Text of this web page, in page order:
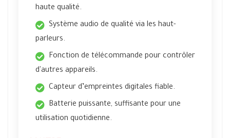
haute qualité.
Système audio de qualité via les haut-
parleurs.
Fonction de télécommande pour contrôler
d'autres appareils.
Capteur d’empreintes digitales fiable.
Batterie puissante, suffisante pour une
utilisation quotidienne.